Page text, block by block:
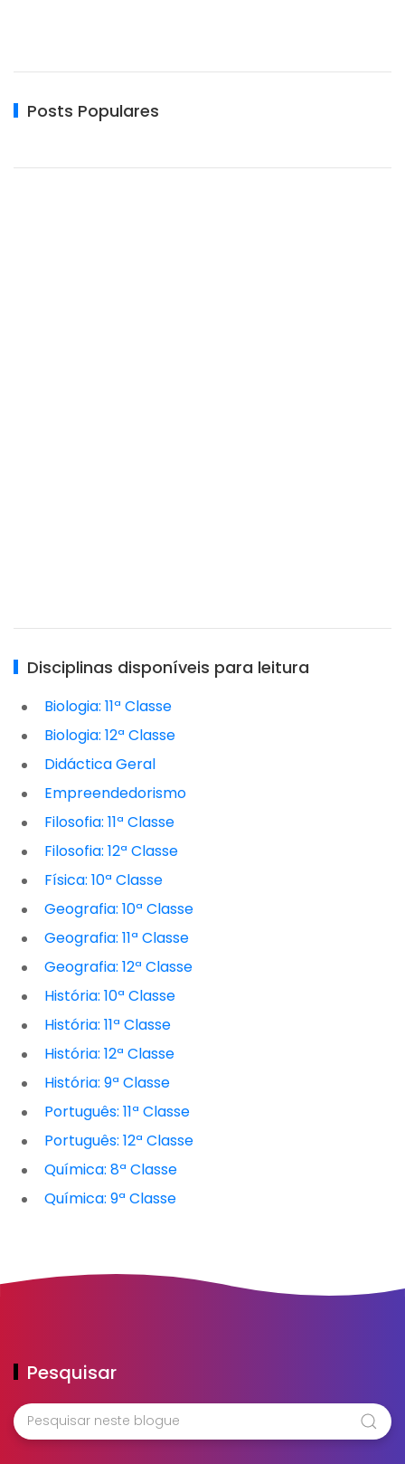
Posts Populares
Disciplinas disponíveis para leitura
Biologia: 11ª Classe
Biologia: 12ª Classe
Didáctica Geral
Empreendedorismo
Filosofia: 11ª Classe
Filosofia: 12ª Classe
Física: 10ª Classe
Geografia: 10ª Classe
Geografia: 11ª Classe
Geografia: 12ª Classe
História: 10ª Classe
História: 11ª Classe
História: 12ª Classe
História: 9ª Classe
Português: 11ª Classe
Português: 12ª Classe
Química: 8ª Classe
Química: 9ª Classe
Pesquisar